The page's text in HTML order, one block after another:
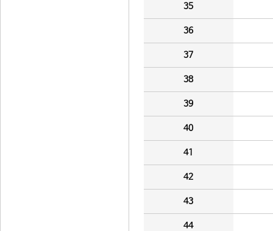
35
36
37
38
39
40
41
42
43
44